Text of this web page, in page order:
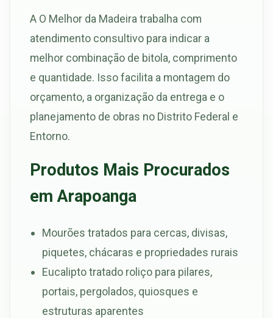
A O Melhor da Madeira trabalha com
atendimento consultivo para indicar a
melhor combinação de bitola, comprimento
e quantidade. Isso facilita a montagem do
orçamento, a organização da entrega e o
planejamento de obras no Distrito Federal e
Entorno.
Produtos Mais Procurados
em Arapoanga
Mourões tratados para cercas, divisas,
piquetes, chácaras e propriedades rurais
Eucalipto tratado roliço para pilares,
portais, pergolados, quiosques e
estruturas aparentes